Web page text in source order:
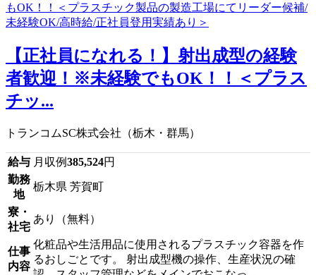
【正社員になれる！】射出成型の経験
者歓迎！※未経験でもOK！！＜プラス
チッ...
トランコムSC株式会社（栃木・群馬）
給与 月収例385,524円
勤務
地
栃木県 芳賀町
寮・
社宅
あり（無料）
仕事
内容
化粧品や生活用品に使用されるプラスチック容器を作
るおしごとです。 射出成型機の操作、生産状況の確